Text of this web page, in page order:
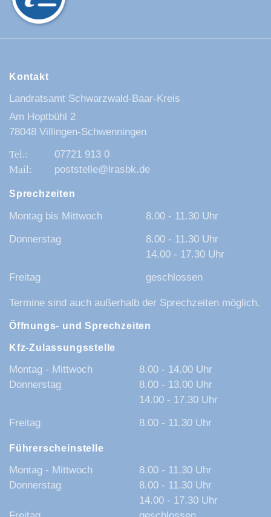
Kontakt
Landratsamt Schwarzwald-Baar-Kreis
Am Hoptbühl 2
78048 Villingen-Schwenningen
07721 913 0
poststelle@lrasbk.de
Sprechzeiten
Montag bis Mittwoch
8.00 - 11.30 Uhr
Donnerstag
8.00 - 11.30 Uhr
14.00 - 17.30 Uhr
Freitag
geschlossen
Termine sind auch außerhalb der Sprechzeiten möglich.
Öffnungs- und Sprechzeiten
Kfz-Zulassungsstelle
Montag - Mittwoch
8.00 - 14.00 Uhr
Donnerstag
8.00 - 13.00 Uhr
14.00 - 17.30 Uhr
Freitag
8.00 - 11.30 Uhr
Führerscheinstelle
Montag - Mittwoch
8.00 - 11.30 Uhr
Donnerstag
8.00 - 11.30 Uhr
14.00 - 17.30 Uhr